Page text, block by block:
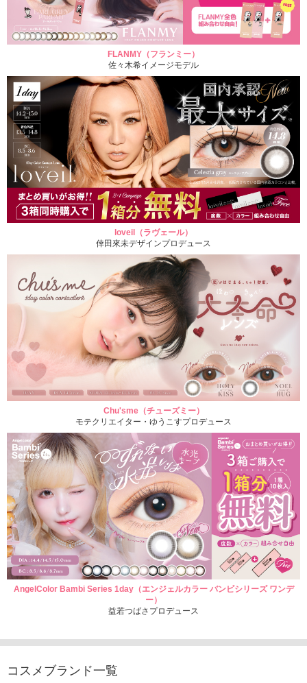
FLANMY（フランミー）
佐々木希イメージモデル
loveil（ラヴェール）
倖田來未デザインプロデュース
Chu'sme（チューズミー）
モテクリエイター・ゆうこすプロデュース
AngelColor Bambi Series 1day（エンジェルカラー バンビシリーズ ワンデ
ー）
益若つばさプロデュース
コスメブランド一覧